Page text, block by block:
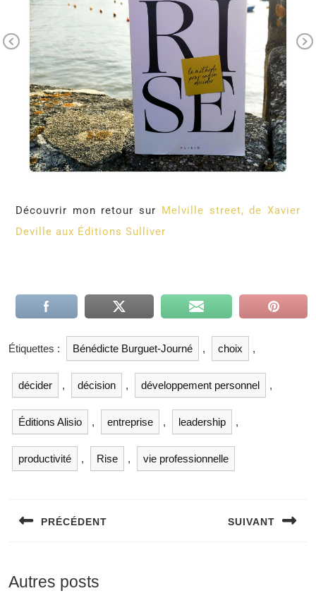
Découvrir mon retour sur Melville street, de Xavier
Deville aux Éditions Sulliver
Étiquettes : Bénédicte Burguet-Journé , choix ,
décider , décision , développement personnel ,
Éditions Alisio , entreprise , leadership ,
productivité , Rise , vie professionnelle
PRÉCÉDENT SUIVANT
Autres posts